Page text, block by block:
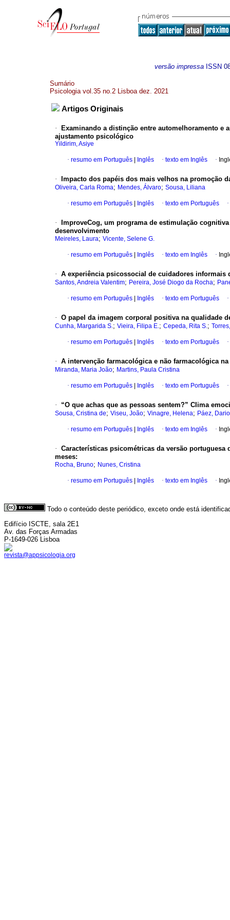
versão impressa ISSN
Sumário
Psicologia vol.35 no.2 Lisboa dez. 2021
Artigos Originais
·
Examinando a distinção entre automelhoramento e
ajustamento psicológico
Yildirim, Asiye
· resumo em Português Inglês · texto em Inglês ·
· Impacto dos papéis dos mais velhos na promoção
Oliveira, Carla Roma; Mendes, Álvaro; Sousa, Liliana
· resumo em Português Inglês · texto em Português ·
·
ImproveCog, um programa de estimulação
desenvolvimento
Meireles, Laura; Vicente, Selene G.
· resumo em Português Inglês · texto em Inglês ·
· A experiência psicossocial de cuidadores
Santos, Andreia Valentim; Pereira, José Diogo da Rocha;
· resumo em Português Inglês · texto em Português ·
· O papel da imagem corporal positiva na qualidade
Cunha, Margarida S.; Vieira, Filipa E.; Cepeda, Rita S.;
· resumo em Português Inglês · texto em Português ·
· A intervenção farmacológica e não farmacológica
Miranda, Maria João; Martins, Paula Cristina
· resumo em Português Inglês · texto em Português ·
· “O que achas que as pessoas sentem?” Clima
Sousa, Cristina de; Viseu, João; Vinagre, Helena; Páez, Dario
· resumo em Português Inglês · texto em Inglês ·
· Características psicométricas da versão portuguesa
meses:
Rocha, Bruno; Nunes, Cristina
· resumo em Português Inglês · texto em Inglês ·
Todo o conteúdo deste periódico, exceto onde está
Edifício ISCTE, sala 2E1
Av. das Forças Armadas
P-1649-026 Lisboa
revista@appsicologia.org